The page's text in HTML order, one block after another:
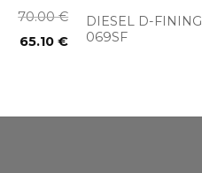
70.00€
65.10€
DIESEL D-FINING
069SF